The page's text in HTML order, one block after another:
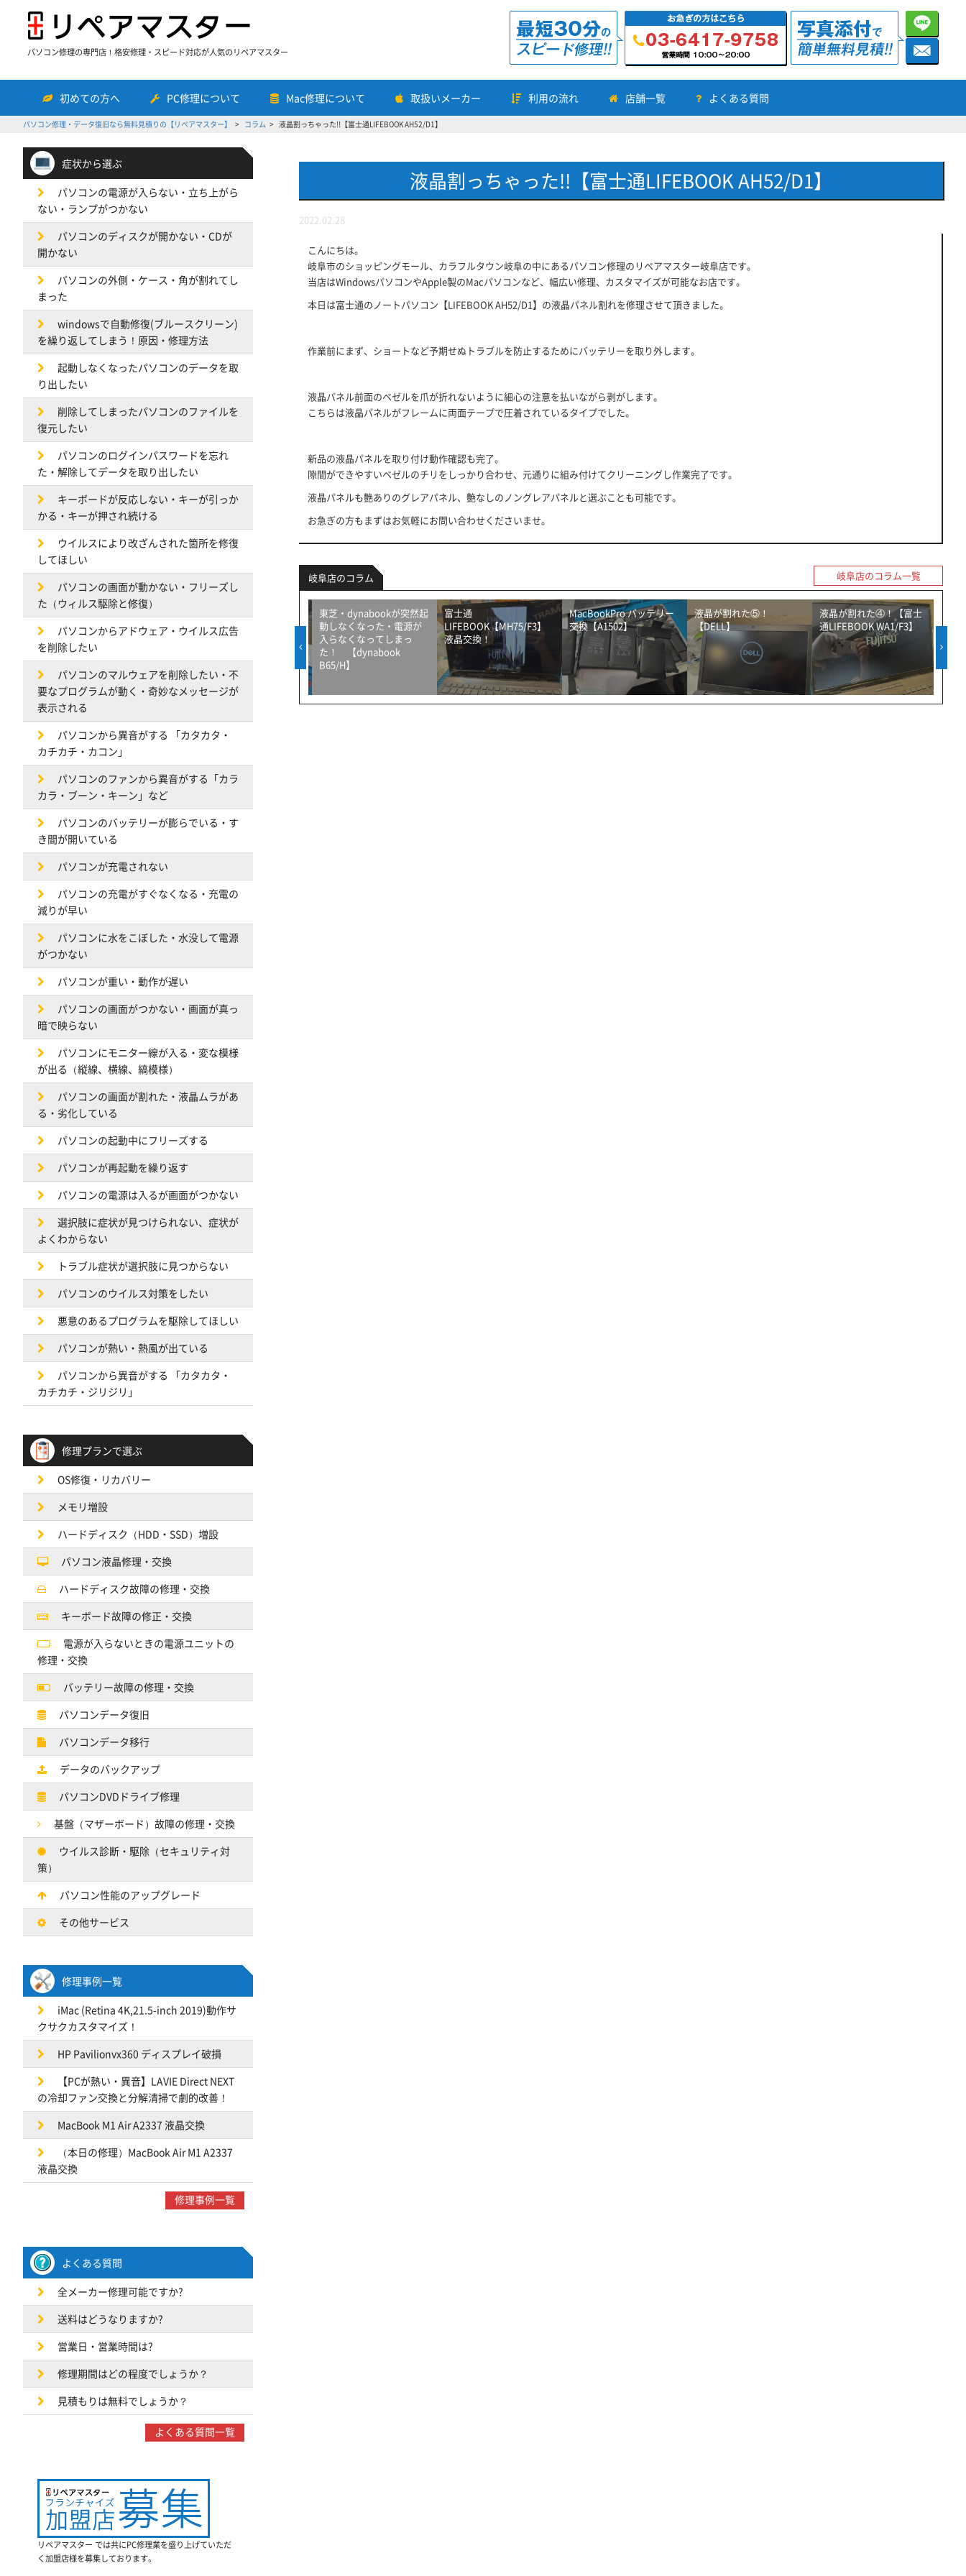
パソコン修理の専門店！格安修理・スピード対応が人気のリペアマスター
初めての方へ PC修理について Mac修理について 取扱いメーカー 利用の流れ 店舗一覧 よくある質問
パソコン修理・データ復旧なら無料見積りの【リペアマスター】 コラム 液晶割っちゃった!!【富士通LIFEBOOK AH52/D1】
症状から選ぶ
パソコンの電源が入らない・立ち上がら
ない・ランプがつかない
パソコンのディスクが開かない・CDが
開かない
パソコンの外側・ケース・角が割れてし
まった
windowsで自動修復(ブルースクリーン)
を繰り返してしまう！原因・修理方法
起動しなくなったパソコンのデータを取
り出したい
削除してしまったパソコンのファイルを
復元したい
パソコンのログインパスワードを忘れ
た・解除してデータを取り出したい
キーボードが反応しない・キーが引っか
かる・キーが押され続ける
ウイルスにより改ざんされた箇所を修復
してほしい
パソコンの画面が動かない・フリーズし
た（ウィルス駆除と修復）
パソコンからアドウェア・ウイルス広告
を削除したい
パソコンのマルウェアを削除したい・不
要なプログラムが動く・奇妙なメッセージが
表示される
パソコンから異音がする 「カタカタ・
カチカチ・カコン」
パソコンのファンから異音がする「カラ
カラ・ブーン・キーン」など
パソコンのバッテリーが膨らでいる・す
き間が開いている
パソコンが充電されない
パソコンの充電がすぐなくなる・充電の
減りが早い
パソコンに水をこぼした・水没して電源
がつかない
パソコンが重い・動作が遅い
パソコンの画面がつかない・画面が真っ
暗で映らない
パソコンにモニター線が入る・変な模様
が出る（縦線、横線、縞模様）
パソコンの画面が割れた・液晶ムラがあ
る・劣化している
パソコンの起動中にフリーズする
パソコンが再起動を繰り返す
パソコンの電源は入るが画面がつかない
選択肢に症状が見つけられない、症状が
よくわからない
トラブル症状が選択肢に見つからない
パソコンのウイルス対策をしたい
悪意のあるプログラムを駆除してほしい
パソコンが熱い・熱風が出ている
パソコンから異音がする 「カタカタ・
カチカチ・ジリジリ」
修理プランで選ぶ
OS修復・リカバリー
メモリ増設
ハードディスク（HDD・SSD）増設
パソコン液晶修理・交換
ハードディスク故障の修理・交換
キーボード故障の修正・交換
電源が入らないときの電源ユニットの
修理・交換
バッテリー故障の修理・交換
パソコンデータ復旧
パソコンデータ移行
データのバックアップ
パソコンDVDドライブ修理
基盤（マザーボード）故障の修理・交換
ウイルス診断・駆除（セキュリティ対
策）
パソコン性能のアップグレード
その他サービス
修理事例一覧
iMac (Retina 4K,21.5-inch 2019)動作サ
クサクカスタマイズ！
HP Pavilionvx360 ディスプレイ破損
【PCが熱い・異音】LAVIE Direct NEXT
の冷却ファン交換と分解清掃で劇的改善！
MacBook M1 Air A2337 液晶交換
（本日の修理）MacBook Air M1 A2337
液晶交換
修理事例一覧
よくある質問
全メーカー修理可能ですか?
送料はどうなりますか?
営業日・営業時間は?
修理期間はどの程度でしょうか？
見積もりは無料でしょうか？
よくある質問一覧
リペアマスター では共にPC修理業を盛り上げていただ
く加盟店様を募集しております。
液晶割っちゃった!!【富士通LIFEBOOK AH52/D1】
2022.02.28
こんにちは。
岐阜市のショッピングモール、カラフルタウン岐阜の中にあるパソコン修理のリペアマスター岐阜店です。
当店はWindowsパソコンやApple製のMacパソコンなど、幅広い修理、カスタマイズが可能なお店です。
本日は富士通のノートパソコン【LIFEBOOK AH52/D1】の液晶パネル割れを修理させて頂きました。
作業前にまず、ショートなど予期せぬトラブルを防止するためにバッテリーを取り外します。
液晶パネル前面のベゼルを爪が折れないように細心の注意を払いながら剥がします。
こちらは液晶パネルがフレームに両面テープで圧着されているタイプでした。
新品の液晶パネルを取り付け動作確認も完了。
隙間ができやすいベゼルのチリをしっかり合わせ、元通りに組み付けてクリーニングし作業完了です。
液晶パネルも艶ありのグレアパネル、艶なしのノングレアパネルと選ぶことも可能です。
お急ぎの方もまずはお気軽にお問い合わせくださいませ。
岐阜店のコラム 岐阜店のコラム一覧
液晶が割れた②！【富士
通LIFEBOOK】
東芝・dynabookが突然起
動しなくなった・電源が
入らなくなってしまっ
た！ 【dynabook
B65/H】
富士通
LIFEBOOK【MH75/F3】
液晶交換！
MacBookPro バッテリー
交換【A1502】
液晶が割れた⑤！
【DELL】
液晶が割れた④！【富士
通LIFEBOOK WA1/F3】
【